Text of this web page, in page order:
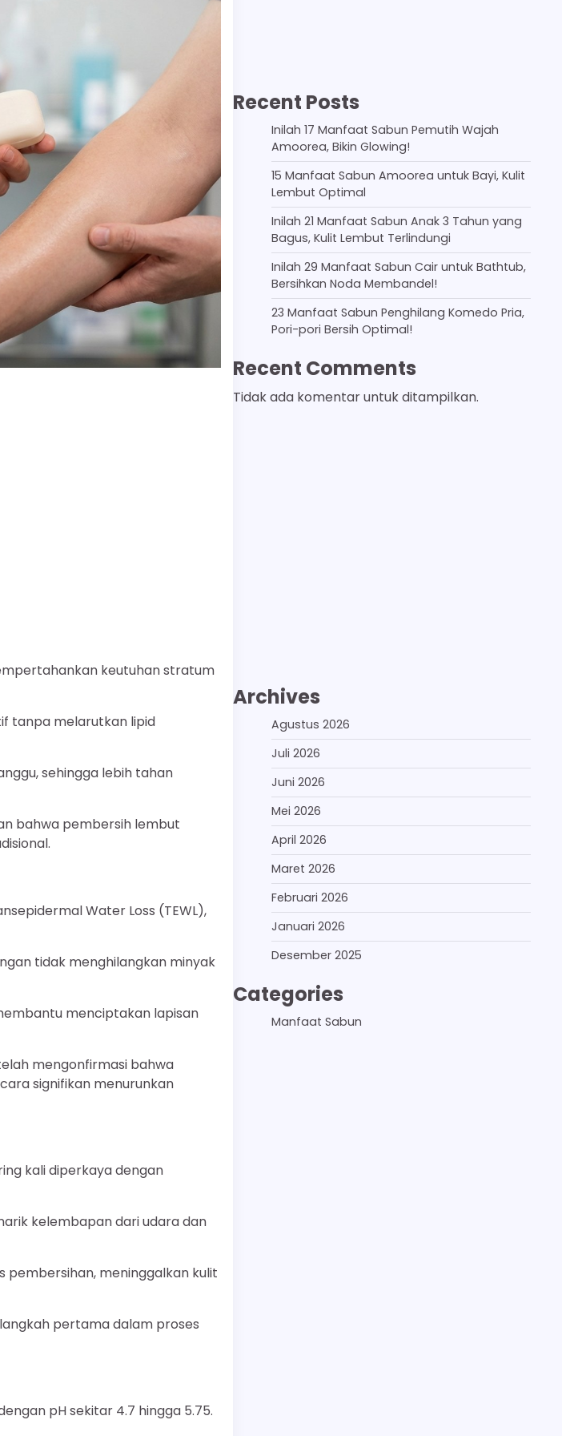
keutuhan stratum
tanpa melarutkan lipid
sehingga lebih tahan
bahwa pembersih lembut
Water Loss (TEWL),
tidak menghilangkan minyak
menciptakan lapisan
mengonfirmasi bahwa
signifikan menurunkan
kali diperkaya dengan
kelembapan dari udara dan
pembersihan, meninggalkan kulit
pertama dalam proses
pH sekitar 4.7 hingga 5.75.
Recent Posts
Inilah 17 Manfaat Sabun Pemutih Wajah
Amoorea, Bikin Glowing!
15 Manfaat Sabun Amoorea untuk Bayi, Kulit
Lembut Optimal
Inilah 21 Manfaat Sabun Anak 3 Tahun yang
Bagus, Kulit Lembut Terlindungi
Inilah 29 Manfaat Sabun Cair untuk Bathtub,
Bersihkan Noda Membandel!
23 Manfaat Sabun Penghilang Komedo Pria,
Pori-pori Bersih Optimal!
Recent Comments
Tidak ada komentar untuk ditampilkan.
Archives
Agustus 2026
Juli 2026
Juni 2026
Mei 2026
April 2026
Maret 2026
Februari 2026
Januari 2026
Desember 2025
Categories
Manfaat Sabun